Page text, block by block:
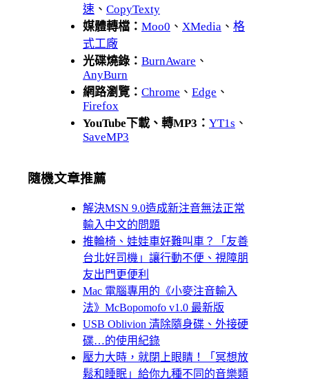
速 、 CopyTexty
媒體轉檔： Moo0 、 XMedia 、 格
式工廠
光碟燒錄： BurnAware 、
AnyBurn
網路瀏覽： Chrome 、 Edge 、
Firefox
YouTube下載、轉MP3： YT1s 、
SaveMP3
隨機文章推薦
解決MSN 9.0造成新注音無法正常
輸入中文的問題
推輪椅、娃娃車好難叫車？「友善
台北好司機」讓行動不便、視障朋
友出門更便利
Mac 電腦專用的《小麥注音輸入
法》McBopomofo v1.0 最新版
USB Oblivion 清除隨身碟、外接硬
碟…的使用紀錄
壓力大時，就閉上眼睛！「冥想放
鬆和睡眠」給你九種不同的音樂類